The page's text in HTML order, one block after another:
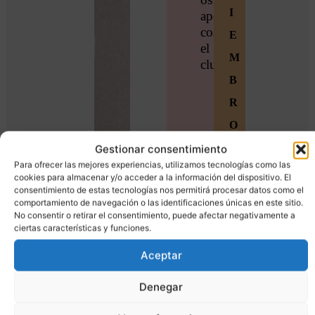
Gestionar consentimiento
Para ofrecer las mejores experiencias, utilizamos tecnologías como las
cookies para almacenar y/o acceder a la información del dispositivo. El
consentimiento de estas tecnologías nos permitirá procesar datos como el
comportamiento de navegación o las identificaciones únicas en este sitio.
No consentir o retirar el consentimiento, puede afectar negativamente a
ciertas características y funciones.
Aceptar
Denegar
apetece
coser
el
clutch.
I
E
M
B
R
O
Ú
n
e
t